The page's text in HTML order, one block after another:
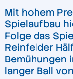
Mit hohem
Spielaufbau
Folge das
Reinfelder
Bemühungen
langer Ball